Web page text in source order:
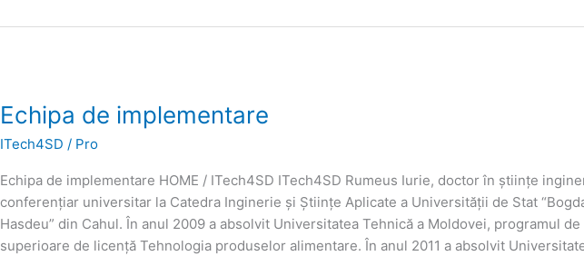
Echipa de implementare
ITech4SD / Pro
Echipa de implementare HOME / ITech4SD ITech4SD Rumeus Iurie, doctor în științe
conferențiar universitar la Catedra Inginerie și Științe Aplicate a Universității de Stat
Hasdeu” din Cahul. În anul 2009 a absolvit Universitatea Tehnică a Moldovei, programul
superioare de licență Tehnologia produselor alimentare. În anul 2011 a absolvit
Echipa
implementare